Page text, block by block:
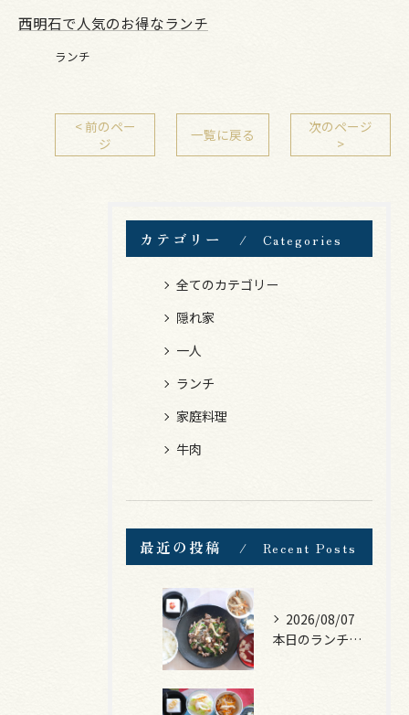
西明石で人気のお得なランチ
ランチ
< 前のペー
ジ
一覧に戻る
次のページ
>
カテゴリー Categories
全てのカテゴリー
隠れ家
一人
ランチ
家庭料理
牛肉
最近の投稿 Recent Posts
2026/08/07
本日のランチは、黒毛和牛のチャプチェ！